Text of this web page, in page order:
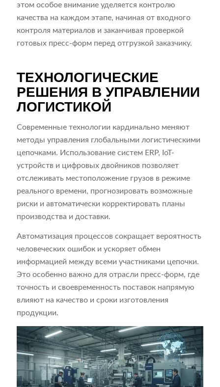
этом особое внимание уделяется контролю
качества на каждом этапе, начиная от входного
контроля материалов и заканчивая проверкой
готовых пресс-форм перед отгрузкой заказчику.
ТЕХНОЛОГИЧЕСКИЕ
РЕШЕНИЯ В УПРАВЛЕНИИ
ЛОГИСТИКОЙ
Современные технологии кардинально меняют
методы управления глобальными логистическими
цепочками. Использование систем ERP, IoT-
устройств и цифровых двойников позволяет
отслеживать местоположение грузов в режиме
реального времени, прогнозировать возможные
риски и автоматически корректировать планы
производства и доставки.
Автоматизация процессов сокращает вероятность
человеческих ошибок и ускоряет обмен
информацией между всеми участниками цепочки.
Это особенно важно для отрасли пресс-форм, где
точность и своевременность поставок напрямую
влияют на качество и сроки изготовления
продукции.